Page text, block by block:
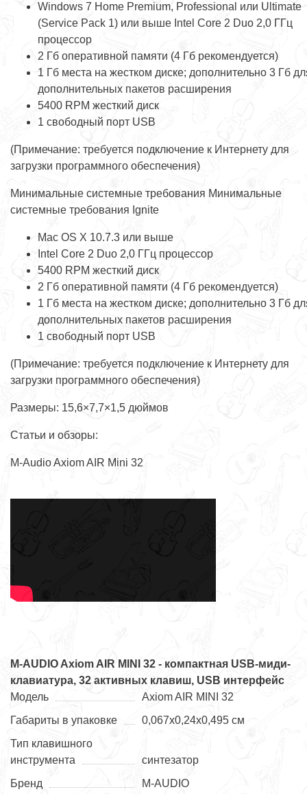
Windows 7 Home Premium, Professional или Ultimate
(Service Pack 1) или выше Intel Core 2 Duo 2,0 ГГц
процессор
2 Гб оперативной памяти (4 Гб рекомендуется)
1 Гб места на жестком диске; дополнительно 3 Гб
дополнительных пакетов расширения
5400 RPM жесткий диск
1 свободный порт USB
(Примечание: требуется подключение к Интернету для
загрузки программного обеспечения)
Минимальные системные требования Минимальные
системные требования Ignite
Mac OS X 10.7.3 или выше
Intel Core 2 Duo 2,0 ГГц процессор
5400 RPM жесткий диск
2 Гб оперативной памяти (4 Гб рекомендуется)
1 Гб места на жестком диске; дополнительно 3 Гб
дополнительных пакетов расширения
1 свободный порт USB
(Примечание: требуется подключение к Интернету для
загрузки программного обеспечения)
Размеры: 15,6×7,7×1,5 дюймов
Статьи и обзоры:
M-Audio Axiom AIR Mini 32
M-AUDIO Axiom AIR MINI 32 - компактная USB-миди-
клавиатура, 32 активных клавиш, USB интерфейс
Модель
Axiom AIR MINI 32
Габариты в упаковке
0,067х0,24х0,495 см
Тип клавишного
инструмента
синтезатор
Бренд
M-AUDIO